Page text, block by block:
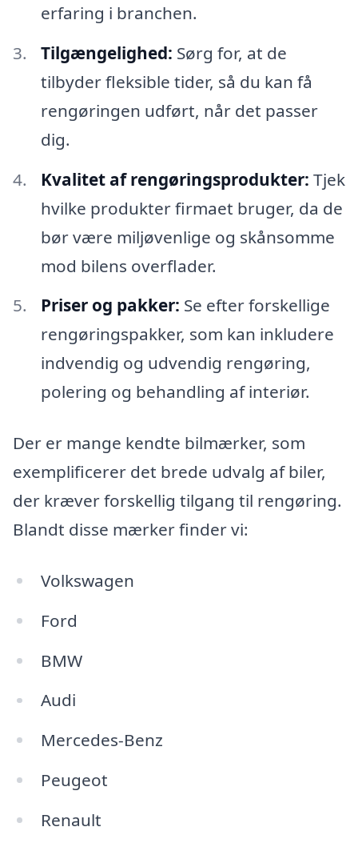
erfaring i branchen.
Tilgængelighed: Sørg for, at de
tilbyder fleksible tider, så du kan få
rengøringen udført, når det passer
dig.
Kvalitet af rengøringsprodukter: Tjek
hvilke produkter firmaet bruger, da de
bør være miljøvenlige og skånsomme
mod bilens overflader.
Priser og pakker: Se efter forskellige
rengøringspakker, som kan inkludere
indvendig og udvendig rengøring,
polering og behandling af interiør.
Der er mange kendte bilmærker, som
exemplificerer det brede udvalg af biler,
der kræver forskellig tilgang til rengøring.
Blandt disse mærker finder vi:
Volkswagen
Ford
BMW
Audi
Mercedes-Benz
Peugeot
Renault